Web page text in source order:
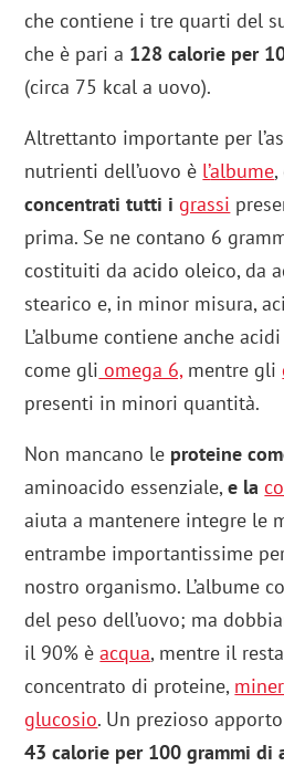
che contiene i tre quarti del
che è pari a 128 calorie per
(circa 75 kcal a uovo).
Altrettanto importante per
nutrienti dell’uovo è l’albume
concentrati tutti igrassi
prima. Se ne contano 6
costituiti da acido oleico, da
stearico e, in minor misura,
L’albume contiene anche
come gli omega 6,mentre gli
presenti in minori quantità.
Non mancano le proteine
aminoacido essenziale,e la
aiuta a mantenere integre le
entrambe importantissime
nostro organismo. L’albume
del peso dell’uovo; ma
il 90% èacqua, mentre il
concentrato di proteine,
glucosio. Un prezioso
43 calorie per 100 grammi di